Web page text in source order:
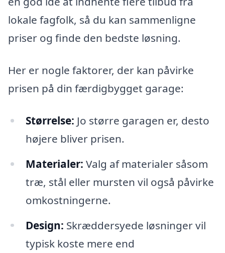
lokale fagfolk, så du kan sammenligne
priser og finde den bedste løsning.
Her er nogle faktorer, der kan påvirke
prisen på din færdigbygget garage:
Størrelse: Jo større garagen er, desto
højere bliver prisen.
Materialer: Valg af materialer såsom
træ, stål eller mursten vil også påvirke
omkostningerne.
Design: Skræddersyede løsninger vil
typisk koste mere end